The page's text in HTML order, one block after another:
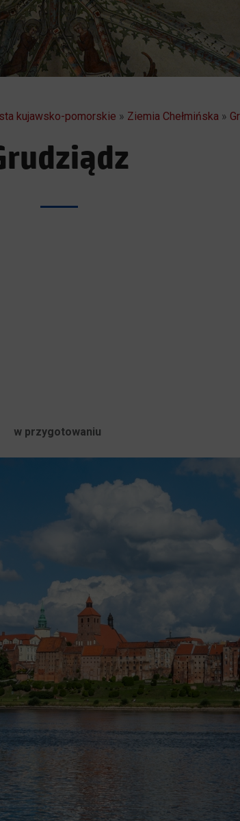
kujawsko-pomorskie » Ziemia Chełmińska »
w przygotowaniu